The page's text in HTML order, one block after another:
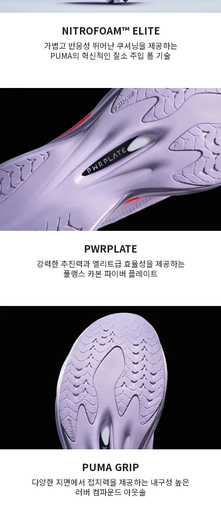
NITROFOAM™ ELITE
가볍고 반응성 뛰어난 쿠셔닝을 제공하는
PUMA의 혁신적인 질소 주입 폼 기술
PWRPLATE
강력한 추진력과 엘리트급 효율성을 제공하는
풀랭스 카본 파이버 플레이트
PUMA GRIP
다양한 지면에서 접지력을 제공하는 내구성 높은
러버 컴파운드 아웃솔